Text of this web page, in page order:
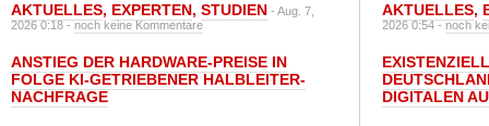
AKTUELLES, EXPERTEN, STUDIEN - Aug. 7,
2026 0:18 -noch keine Kommentare
ANSTIEG DER HARDWARE-PREISE IN
FOLGE KI-GETRIEBENER HALBLEITER-
NACHFRAGE
AKTUELLES,
2026 0:54 -noch
DIGITALEN